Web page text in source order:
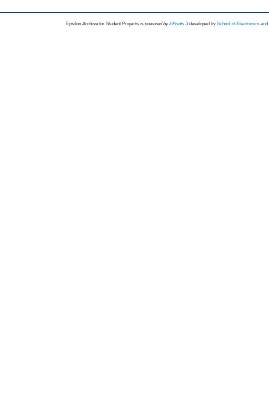
Epsilon Archive for Student Projects is powored byEPrints 3 developed by School of Electronics